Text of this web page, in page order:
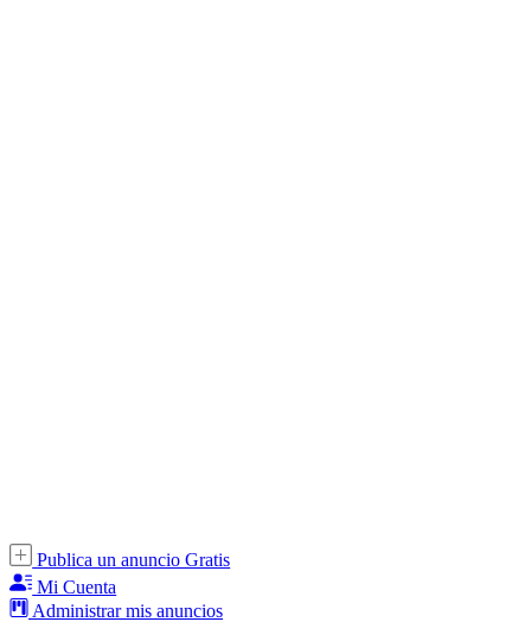
Publica un anuncio Gratis
Mi Cuenta
Administrar mis anuncios